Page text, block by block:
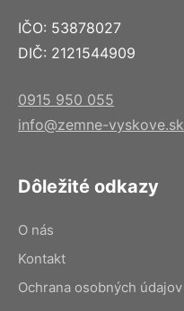
IČO: 53878027
DIČ: 2121544909
0915 950 055
info@zemne-vyskove.sk
Dôležité odkazy
O nás
Kontakt
Ochrana osobných údajov